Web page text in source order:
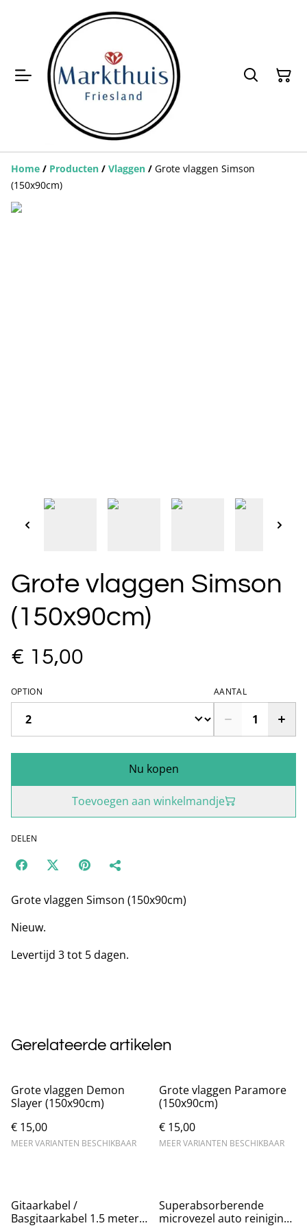
Home / Producten / Vlaggen / Grote vlaggen Simson
(150x90cm)
Grote vlaggen Simson
(150x90cm)
€ 15,00
OPTION AANTAL
Nu kopen
Toevoegen aan winkelmandje
DELEN
Grote vlaggen Simson (150x90cm)
Nieuw.
Levertijd 3 tot 5 dagen.
Gerelateerde artikelen
Grote vlaggen Demon
Slayer (150x90cm)
€ 15,00
MEER VARIANTEN BESCHIKBAAR
Grote vlaggen Paramore
(150x90cm)
€ 15,00
MEER VARIANTEN BESCHIKBAAR
Gitaarkabel /
Basgitaarkabel 1.5 meter
Superabsorberende
microvezel auto reiniging